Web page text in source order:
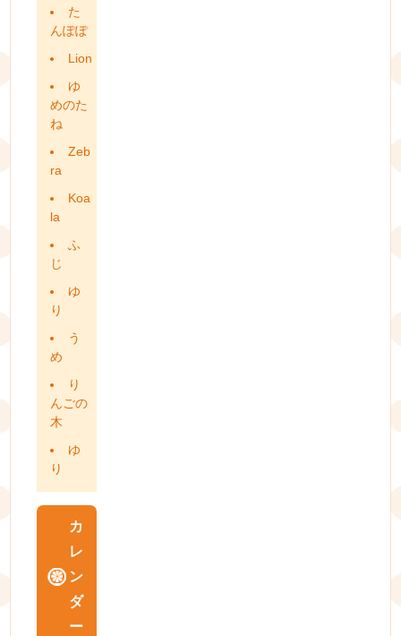
た
んぽぽ
Lion
ゆ
めのた
ね
Zeb
ra
Koa
la
ふ
じ
ゆ
り
う
め
り
んごの
木
ゆ
り
カ
レ
ン
ダ
ー